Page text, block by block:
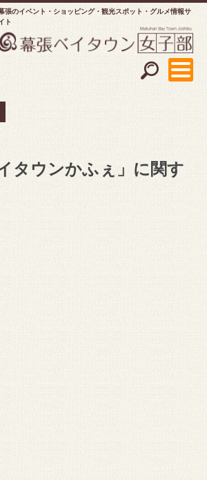
張のイベント・ショッピング
観光スポット・グルメ情報サ
ト
タウンかふぇ」に関す